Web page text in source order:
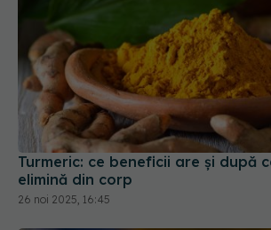
Turmeric: ce beneficii are și după
elimină din corp
26 noi 2025, 16:45